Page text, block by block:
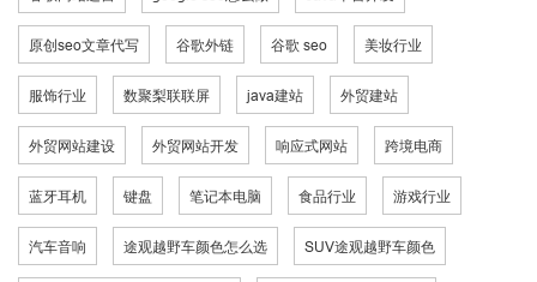
原创seo文章代写 谷歌外链 谷歌 seo 美妆行业
服饰行业 数聚梨联联屏 java建站 外贸建站
外贸网站建设 外贸网站开发 响应式网站 跨境电商
蓝牙耳机 键盘 笔记本电脑 食品行业 游戏行业
汽车音响 途观越野车颜色怎么选 SUV途观越野车颜色